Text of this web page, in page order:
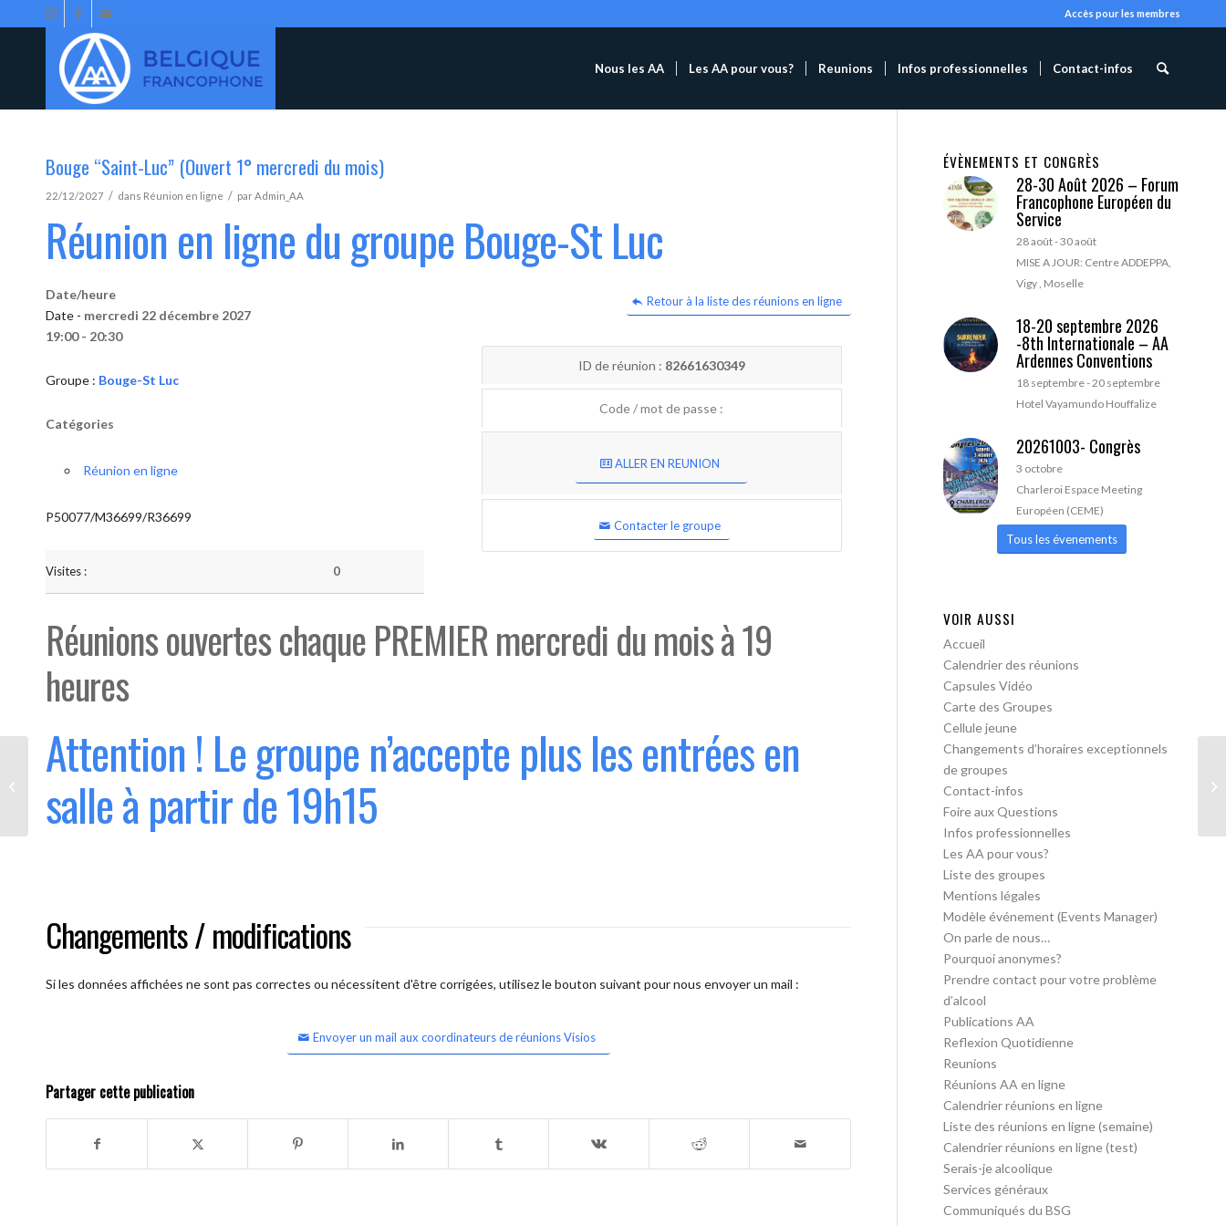
Accès pour les membres
Nous les AA Les AA pour vous? Reunions Infos professionnelles Contact-infos
Bouge “Saint-Luc” (Ouvert 1° mercredi du mois)
22/12/2027 / dans Réunion en ligne / parAdmin_AA
Réunion en ligne du groupe Bouge-St Luc
Retour à la liste des réunions en ligne
Date/heure
Date - mercredi 22 décembre 2027
19:00 - 20:30
Groupe : Bouge-St Luc
Catégories
Réunion en ligne
P50077/M36699/R36699
Visites : 0
ID de réunion : 82661630349
Code / mot de passe :
ALLER EN REUNION
Contacter le groupe
Réunions ouvertes chaque PREMIER mercredi du mois à 19
heures
Attention ! Le groupe n’accepte plus les entrées en
salle à partir de 19h15
Changements / modifications
Si les données affichées ne sont pas correctes ou nécessitent d'être corrigées, utilisez le bouton suivant pour nous envoyer un mail :
Envoyer un mail aux coordinateurs de réunions Visios
Partager cette publication
ÉVÈNEMENTS ET CONGRÈS
28-30 Août 2026 – Forum
Francophone Européen du
Service
28 août-30 août
MISE A JOUR: Centre ADDEPPA,
Vigy , Moselle
18-20 septembre 2026
-8th Internationale – AA
Ardennes Conventions
18 septembre-20 septembre
Hotel Vayamundo Houffalize
20261003- Congrès
3 octobre
Charleroi Espace Meeting
Européen (CEME)
Tous les évenements
VOIR AUSSI
Accueil
Calendrier des réunions
Capsules Vidéo
Carte des Groupes
Cellule jeune
Changements d’horaires exceptionnels
de groupes
Contact-infos
Foire aux Questions
Infos professionnelles
Les AA pour vous?
Liste des groupes
Mentions légales
Modèle événement (Events Manager)
On parle de nous…
Pourquoi anonymes?
Prendre contact pour votre problème
d’alcool
Publications AA
Reflexion Quotidienne
Reunions
Réunions AA en ligne
Calendrier réunions en ligne
Liste des réunions en ligne (semaine)
Calendrier réunions en ligne (test)
Serais-je alcoolique
Services généraux
Communiqués du BSG
Bouge “Saint-Luc” (Ouvert 1°
mercredi du mois)